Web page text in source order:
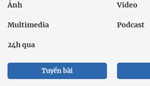
Ảnh Video
Multimedia Podcast
24h qua
Tuyến bài